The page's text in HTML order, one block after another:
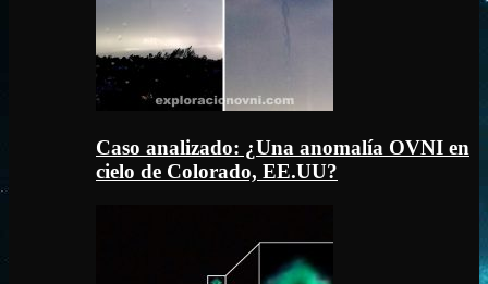
Caso analizado: ¿Una anomalía OVNI en
cielo de Colorado, EE.UU?